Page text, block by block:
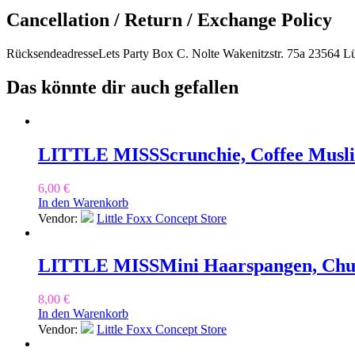
Cancellation / Return / Exchange Policy
RücksendeadresseLets Party Box C. Nolte Wakenitzstr. 75a 23564
Das könnte dir auch gefallen
LITTLE MISSScrunchie, Coffee
6,00 €
In den Warenkorb
Vendor:
Little Foxx Concept Store
LITTLE MISSMini Haarspangen,
8,00 €
In den Warenkorb
Vendor:
Little Foxx Concept Store